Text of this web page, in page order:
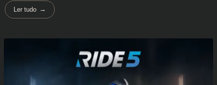
Ler tudo